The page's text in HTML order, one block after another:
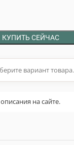
КУПИТЬ СЕЙЧАС
вариант товара.
на сайте.